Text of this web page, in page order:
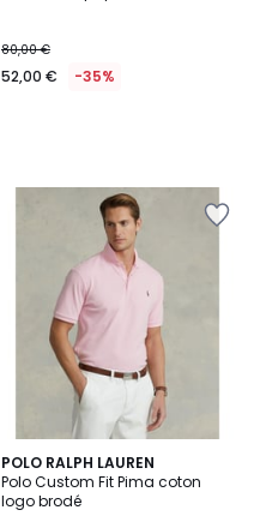
80,00 €
52,00 € -35%
POLO RALPH LAUREN
Polo Custom Fit Pima coton
logo brodé
4,5
/ 5